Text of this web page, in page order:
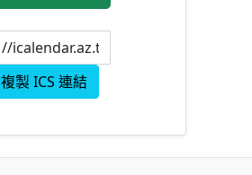
複製 ICS 連結